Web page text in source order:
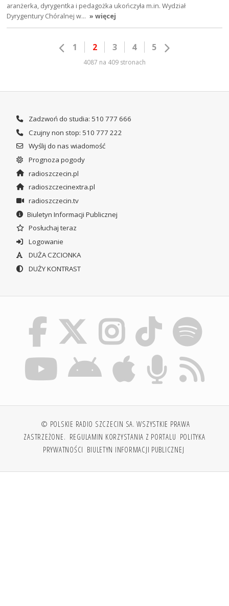
aranżerka, dyrygentka i pedagożka ukończyła m.in. Wydział
Dyrygentury Chóralnej w… » więcej
1 2 3 4 5
4087 na 409 stronach
Zadzwoń do studia: 510 777 666
Czujny non stop: 510 777 222
Wyślij do nas wiadomość
Prognoza pogody
radioszczecin.pl
radioszczecinextra.pl
radioszczecin.tv
Biuletyn Informacji Publicznej
Posłuchaj teraz
Logowanie
DUŻA CZCIONKA
DUŻY KONTRAST
© POLSKIE RADIO SZCZECIN SA. WSZYSTKIE PRAWA
ZASTRZEŻONE. REGULAMIN KORZYSTANIA Z PORTALU POLITYKA
PRYWATNOŚCI BIULETYN INFORMACJI PUBLICZNEJ